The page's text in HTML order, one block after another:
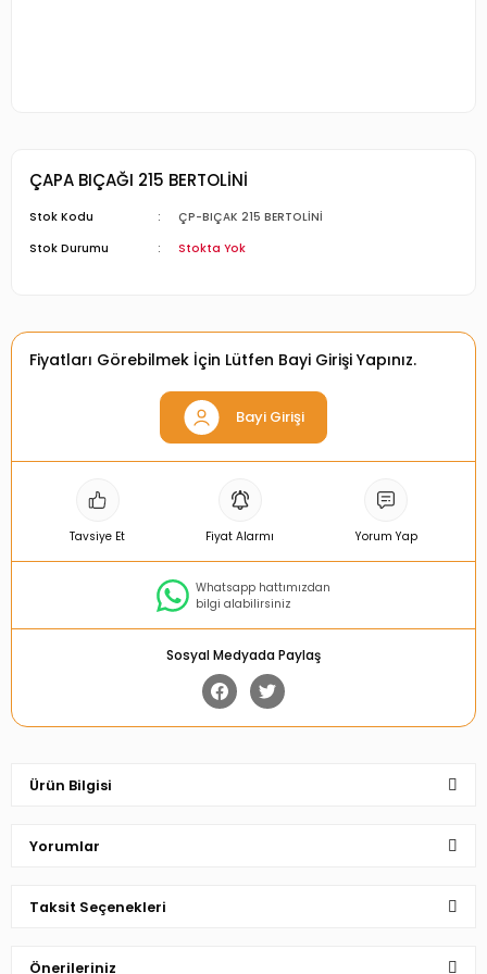
ÇAPA BIÇAĞI 215 BERTOLİNİ
Stok Kodu
ÇP-BIÇAK 215 BERTOLİNİ
Stok Durumu
Stokta Yok
Fiyatları Görebilmek İçin Lütfen Bayi Girişi Yapınız.
Bayi Girişi
Tavsiye Et Fiyat Alarmı Yorum Yap
Whatsapp hattımızdan
bilgi alabilirsiniz
Sosyal Medyada Paylaş
Ürün Bilgisi
Yorumlar
Taksit Seçenekleri
Önerileriniz